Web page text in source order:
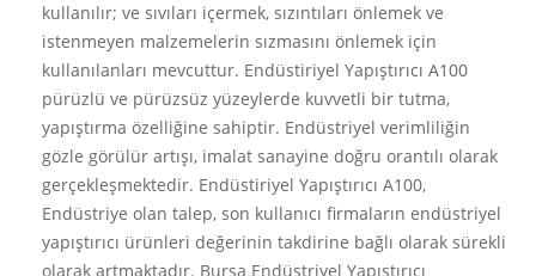
kullanılır; ve sıvıları içermek, sızıntıları önlemek ve
istenmeyen malzemelerin sızmasını önlemek için
kullanılanları mevcuttur. Endüstiriyel Yapıştırıcı A100
pürüzlü ve pürüzsüz yüzeylerde kuvvetli bir tutma,
yapıştırma özelliğine sahiptir. Endüstriyel verimliliğin
gözle görülür artışı, imalat sanayine doğru orantılı olarak
gerçekleşmektedir. Endüstiriyel Yapıştırıcı A100,
Endüstriye olan talep, son kullanıcı firmaların endüstriyel
yapıştırıcı ürünleri değerinin takdirine bağlı olarak sürekli
olarak artmaktadır. Bursa Endüstriyel Yapıştırıcı